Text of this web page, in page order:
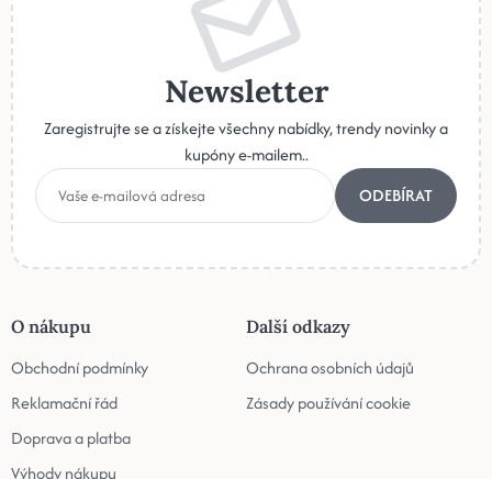
Newsletter
Zaregistrujte se a získejte všechny nabídky, trendy novinky a
kupóny e-mailem..
ODEBÍRAT
O nákupu
Obchodní podmínky
Reklamační řád
Doprava a platba
Výhody nákupu
Další odkazy
Ochrana osobních údajů
Zásady používání cookie